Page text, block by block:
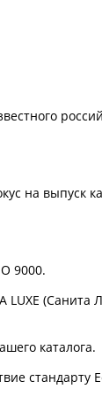
на выпуск
9000.
LUXE (Санита
каталога.
стандарту